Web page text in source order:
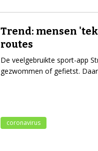
Trend: mensen
routes
De veelgebruikte sport-app
gezwommen of gefietst.
coronavirus